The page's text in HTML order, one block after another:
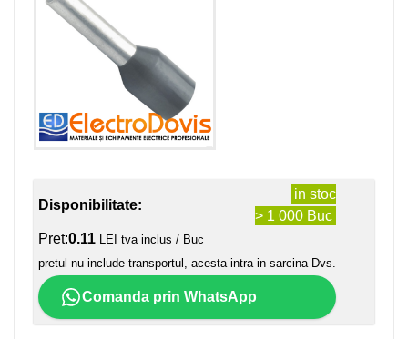
Disponibilitate:
in stoc
> 1 000 Buc
Pret:0.11 LEI tva inclus / Buc
pretul nu include transportul, acesta intra in sarcina Dvs.
Comanda prin WhatsApp